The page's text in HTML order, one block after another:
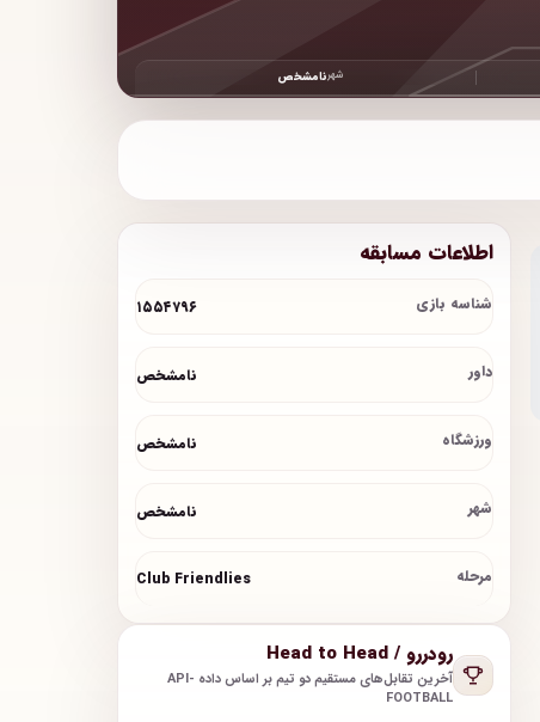
شهرنامشخص
اطلاعات مسابقه
شناسه بازی ۱۵۵۴۷۹۶
داور نامشخص
ورزشگاه نامشخص
شهر نامشخص
مرحله Club Friendlies
رودررو / Head to Head
آخرین تقابل‌های مستقیم دو تیم بر اساس داده API-
FOOTBALL